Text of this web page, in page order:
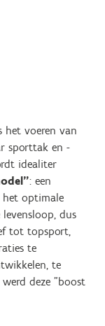
het voeren van
sporttak en -
idealiter
: een
het optimale
dus
tot topsport,
te
te
deze "boost